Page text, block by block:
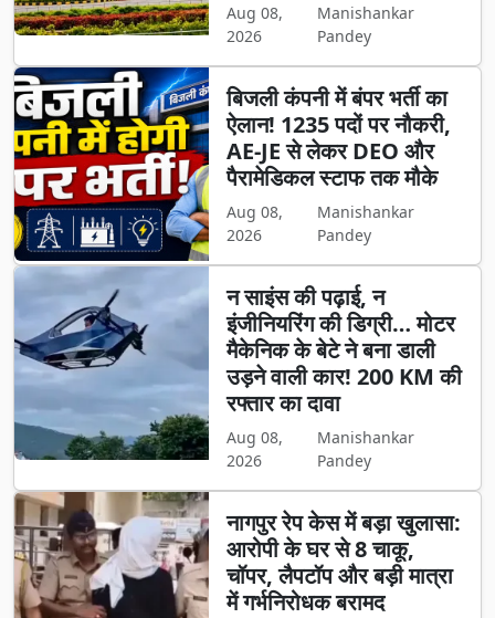
Aug 08,
2026
Manishankar
Pandey
बिजली कंपनी में बंपर भर्ती का
ऐलान! 1235 पदों पर नौकरी,
AE-JE से लेकर DEO और
पैरामेडिकल स्टाफ तक मौके
Aug 08,
2026
Manishankar
Pandey
न साइंस की पढ़ाई, न
इंजीनियरिंग की डिग्री… मोटर
मैकेनिक के बेटे ने बना डाली
उड़ने वाली कार! 200 KM की
रफ्तार का दावा
Aug 08,
2026
Manishankar
Pandey
नागपुर रेप केस में बड़ा खुलासा:
आरोपी के घर से 8 चाकू,
चॉपर, लैपटॉप और बड़ी मात्रा
में गर्भनिरोधक बरामद